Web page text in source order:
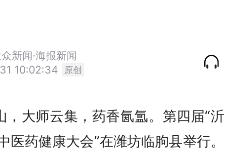
新闻·海报新闻
10:02:34
原创
，大师云集，药香氤氲。第四届“沂
医药健康大会”在潍坊临朐县举行。